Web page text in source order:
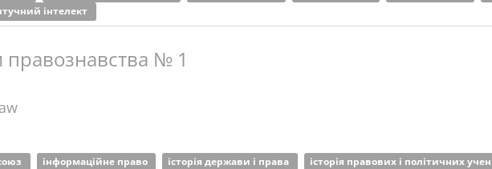
інтелект
правознавства № 1
інформаційне право історія держави і права
історія правових і політичних